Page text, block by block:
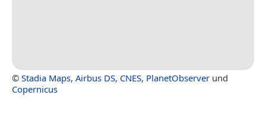
© Stadia Maps, Airbus DS, CNES, PlanetObserver und
Copernicus